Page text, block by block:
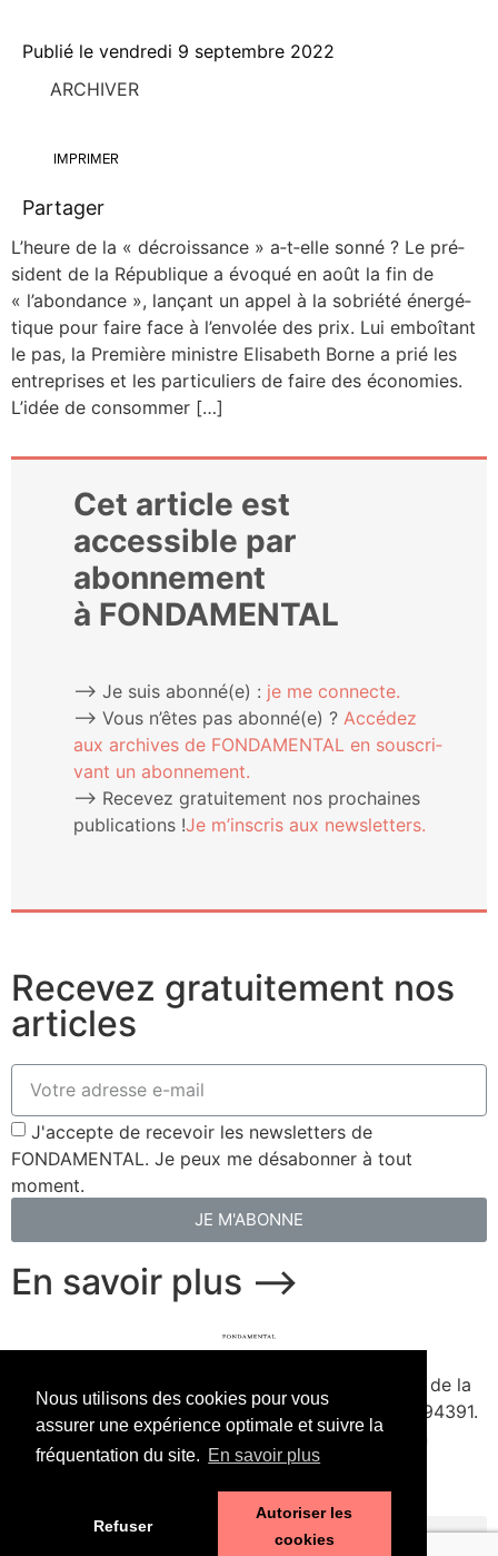
Nous utilisons des cookies pour vous
assurer une expérience optimale et suivre la
fréquentation du site. En savoir plus
Refuser
Autoriser les
cookies
Publié le vendredi 9 septembre 2022
ARCHIVER
IMPRIMER
Partager
L’heure de la « décrois­sance » a‑t‑elle son­né ? Le pré­
sident de la Répu­blique a évo­qué en août la fin de
« l’abondance », lan­çant un appel à la sobrié­té éner­gé­
tique pour faire face à l’envolée des prix. Lui emboî­tant
le pas, la Pre­mière ministre Eli­sa­beth Borne a prié les
entre­prises et les par­ti­cu­liers de faire des éco­no­mies.
L’idée de consommer […]
Cet article est
accessible par
abonnement
à FONDAMENTAL
⟶ Je suis abonné(e) : je me connecte.
⟶ Vous n’êtes pas abonné(e) ? Accé­dez
aux archives de FONDAMENTAL en sous­cri­
vant un abonnement.
⟶ Rece­vez gra­tui­te­ment nos pro­chaines
publi­ca­tions !Je m’ins­cris aux newsletters.
Recevez gratuitement nos
articles
J'accepte de recevoir les newsletters de
FONDAMENTAL. Je peux me désabonner à tout
moment.
JE M'ABONNE
En savoir plus ⟶
Fondé en 2020. Édité par Presse de la
Forge & Delescluze SAS.Agrément CPPAP
1127Y94391.
Membre du SPIIL. Signataire de la Charte pour un
journalisme à la hauteur de l'enjeu écologique.